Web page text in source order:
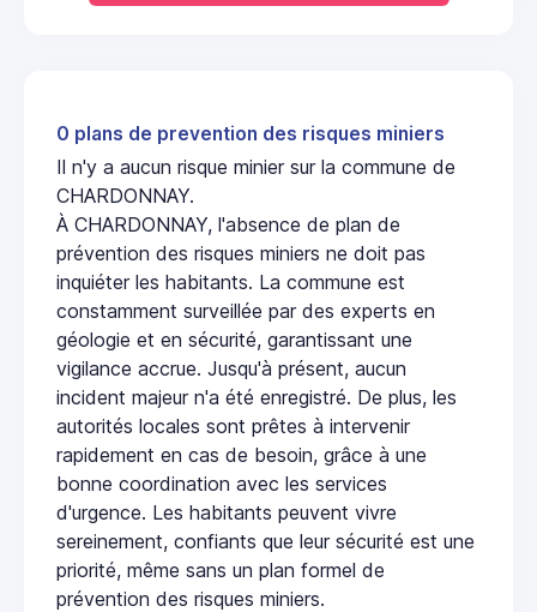
0 plans de prevention des risques miniers
Il n'y a aucun risque minier sur la commune de
CHARDONNAY.
À CHARDONNAY, l'absence de plan de
prévention des risques miniers ne doit pas
inquiéter les habitants. La commune est
constamment surveillée par des experts en
géologie et en sécurité, garantissant une
vigilance accrue. Jusqu'à présent, aucun
incident majeur n'a été enregistré. De plus, les
autorités locales sont prêtes à intervenir
rapidement en cas de besoin, grâce à une
bonne coordination avec les services
d'urgence. Les habitants peuvent vivre
sereinement, confiants que leur sécurité est une
priorité, même sans un plan formel de
prévention des risques miniers.